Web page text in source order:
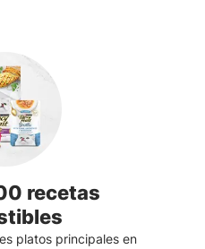
recetas
platos principales en